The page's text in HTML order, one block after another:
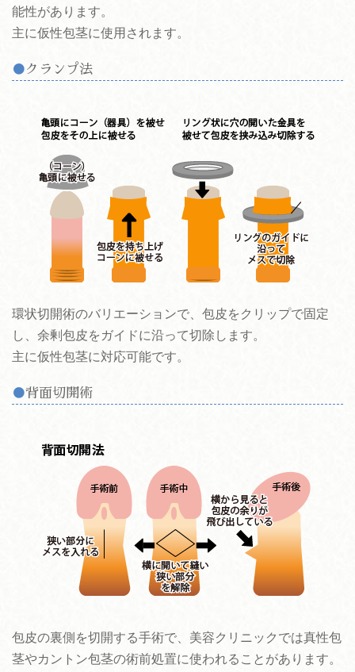
能性があります。
主に仮性包茎に使用されます。
クランプ法
環状切開術のバリエーションで、包皮をクリップで固定
し、余剰包皮をガイドに沿って切除します。
主に仮性包茎に対応可能です。
背面切開術
包皮の裏側を切開する手術で、美容クリニックでは真性包
茎やカントン包茎の術前処置に使われることがあります。